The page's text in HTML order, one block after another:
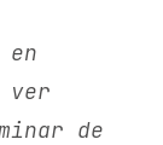
ver
de